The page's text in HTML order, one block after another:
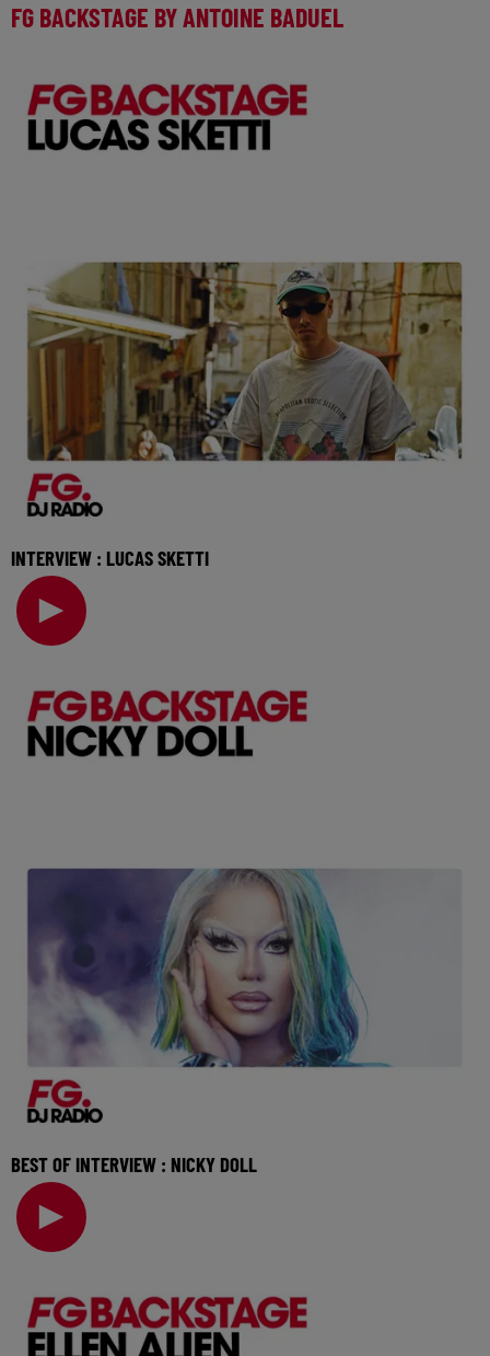
FG BACKSTAGE BY ANTOINE BADUEL
INTERVIEW : LUCAS SKETTI
Il est déjà soutenu par les plus grands, de Hugel à Meduza
en passant par Francis Mercier, le DJ Luc
BEST OF INTERVIEW : NICKY DOLL
Elle a ouvert la voie avec Drag Race France et poursuit
aujourd'hui son aventure avec un album pop-é